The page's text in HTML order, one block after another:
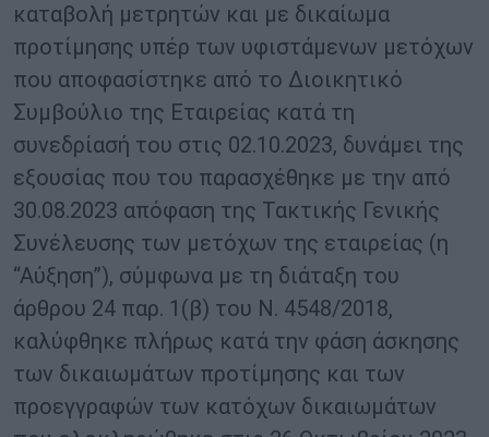
καταβολή μετρητών και με δικαίωμα
προτίμησης υπέρ των υφιστάμενων μετόχων
που αποφασίστηκε από το Διοικητικό
Συμβούλιο της Εταιρείας κατά τη
συνεδρίασή του στις 02.10.2023, δυνάμει της
εξουσίας που του παρασχέθηκε με την από
30.08.2023 απόφαση της Τακτικής Γενικής
Συνέλευσης των μετόχων της εταιρείας (η
“Αύξηση”), σύμφωνα με τη διάταξη του
άρθρου 24 παρ. 1(β) του Ν. 4548/2018,
καλύφθηκε πλήρως κατά την φάση άσκησης
των δικαιωμάτων προτίμησης και των
προεγγραφών των κατόχων δικαιωμάτων